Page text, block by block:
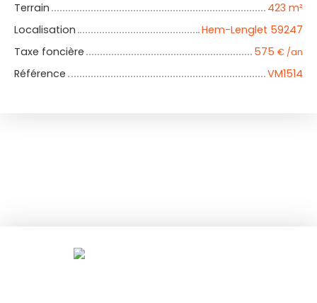
Terrain
423 m²
Localisation
Hem-Lenglet 59247
Taxe foncière
575 € /an
Référence VM1514